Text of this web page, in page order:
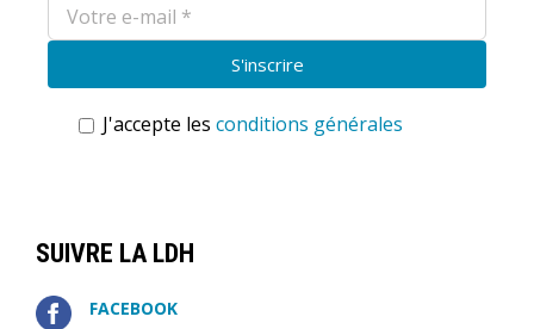
J'accepte les conditions générales
SUIVRE LA LDH
FACEBOOK